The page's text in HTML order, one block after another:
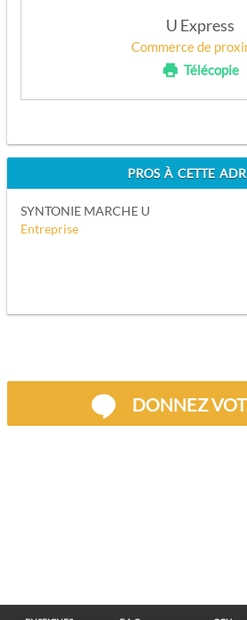
U Express
Commerce de
Télécopie
APPELEZ
PROS À CETTE
SYNTONIE MARCHE U
Entreprise
DONNEZ